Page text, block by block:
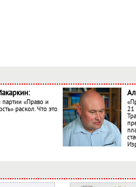
партии «Право и
раскол. Что это
21